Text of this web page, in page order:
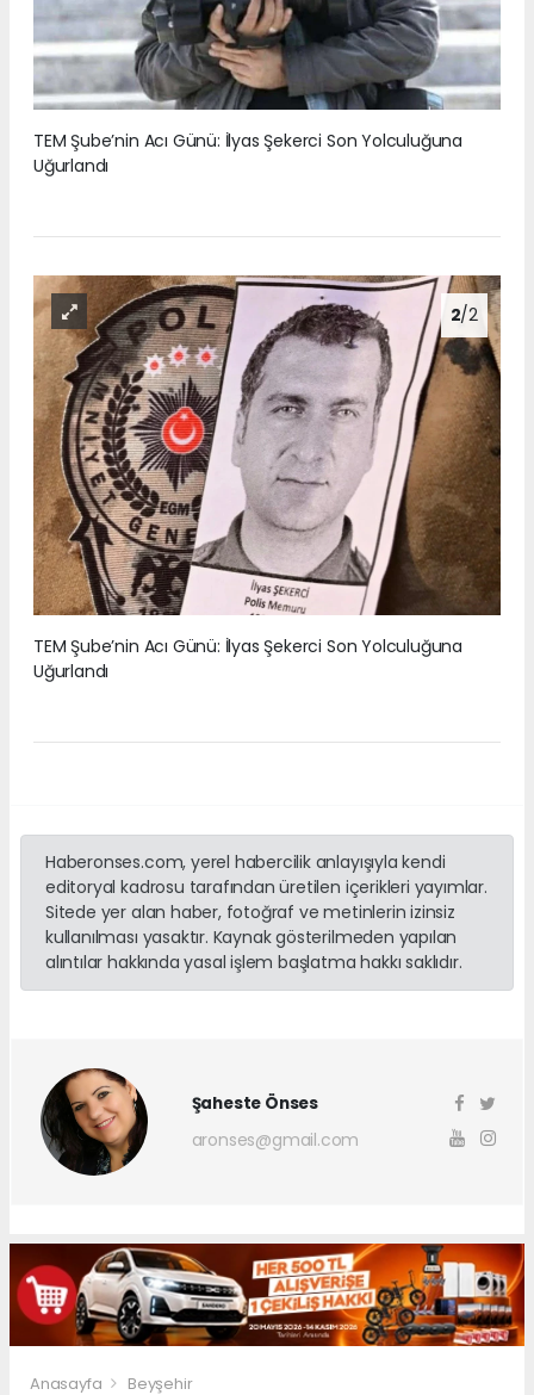
TEM Şube’nin Acı Günü: İlyas Şekerci Son Yolculuğuna
Uğurlandı
2/2
TEM Şube’nin Acı Günü: İlyas Şekerci Son Yolculuğuna
Uğurlandı
Haberonses.com, yerel habercilik anlayışıyla kendi
editoryal kadrosu tarafından üretilen içerikleri yayımlar.
Sitede yer alan haber, fotoğraf ve metinlerin izinsiz
kullanılması yasaktır. Kaynak gösterilmeden yapılan
alıntılar hakkında yasal işlem başlatma hakkı saklıdır.
Şaheste Önses
aronses@gmail.com
Anasayfa Beyşehir